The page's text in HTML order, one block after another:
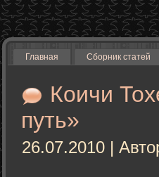
Главная Сборник статей
Коичи
путь»
26.07.2010 |